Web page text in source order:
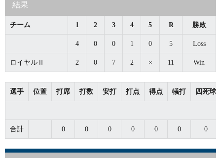
結果
チーム 1 2 3 4 5 R 勝敗
4 0 0 1 0 5 Loss
ロイヤルⅡ 2 0 7 2 × 11 Win
選手 位置 打席 打数 安打 打点 得点 犠打 四死球
合計 0 0 0 0 0 0 0